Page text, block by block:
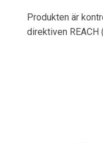
Produkten är
direktiven REACH